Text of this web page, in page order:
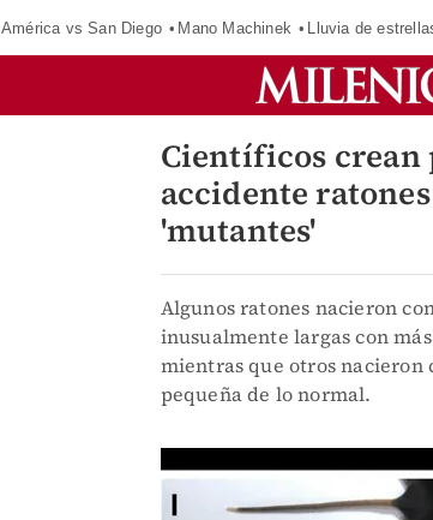
América vs San Diego Mano Machinek Lluvia de
Científicos crean
accidente ratones
'mutantes'
Algunos ratones nacieron
inusualmente largas con
mientras que otros nacieron
pequeña de lo normal.